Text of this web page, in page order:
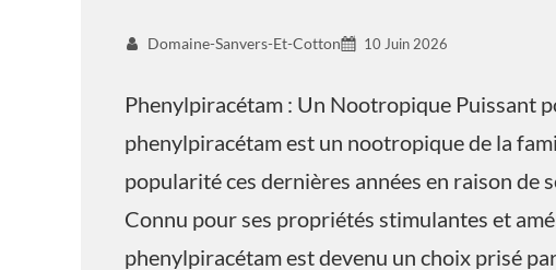
Domaine-Sanvers-Et-Cotton 10 Juin 2026
Phenylpiracétam : Un Nootropique Puissant
phenylpiracétam est un nootropique de la
popularité ces dernières années en raison de
Connu pour ses propriétés stimulantes et
phenylpiracétam est devenu un choix prisé